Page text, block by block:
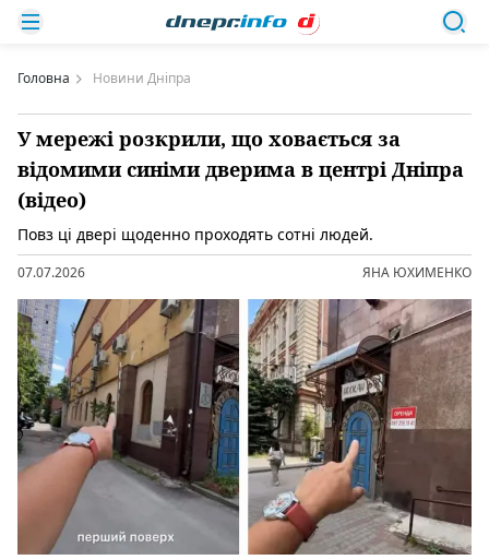
Головна Новини Дніпра
У мережі розкрили, що ховається за
відомими синіми дверима в центрі Дніпра
(відео)
Повз ці двері щоденно проходять сотні людей.
07.07.2026 ЯНА ЮХИМЕНКО